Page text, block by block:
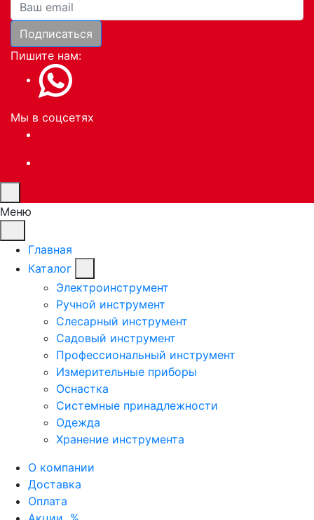
Подписаться
Пишите нам:
Мы в соцсетях
Меню
Главная
Каталог
Электроинструмент
Ручной инструмент
Слесарный инструмент
Садовый инструмент
Профессиональный инструмент
Измерительные приборы
Оснастка
Системные принадлежности
Одежда
Хранение инструмента
О компании
Доставка
Оплата